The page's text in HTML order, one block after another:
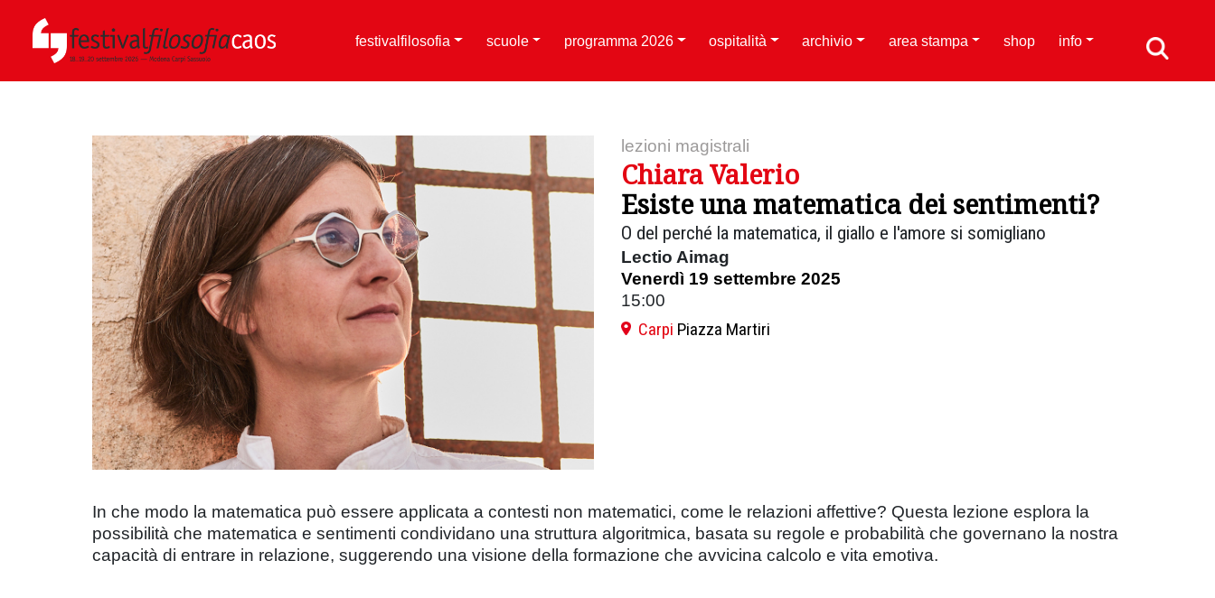
festivalfilosofia scuole programma 2026 ospitalità archivio area stampa shop info
lezioni magistrali
Chiara Valerio
Esiste una matematica dei sentimenti?
O del perché la matematica, il giallo e l'amore si somigliano
Lectio Aimag
Venerdì 19 settembre 2025
15:00
Carpi Piazza Martiri
In che modo la matematica può essere applicata a contesti non matematici, come le relazioni affettive? Questa lezione esplora la
possibilità che matematica e sentimenti condividano una struttura algoritmica, basata su regole e probabilità che governano la nostra
capacità di entrare in relazione, suggerendo una visione della formazione che avvicina calcolo e vita emotiva.